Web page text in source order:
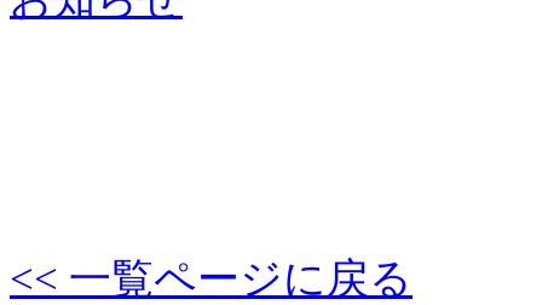
<< 一覧ページに戻る